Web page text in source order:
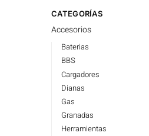
CATEGORÍAS
Accesorios
Baterias
BBS
Cargadores
Dianas
Gas
Granadas
Herramientas